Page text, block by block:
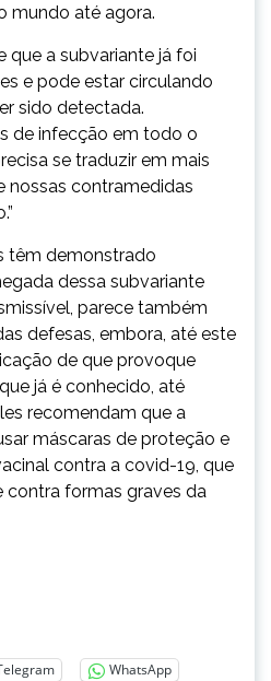
mundo até agora.
que a subvariante já foi
e pode estar circulando
sido detectada.
de infecção em todo o
se traduzir em mais
nossas contramedidas
têm demonstrado
dessa subvariante
parece também
defesas, embora, até este
de que provoque
já é conhecido, até
recomendam que a
máscaras de proteção e
contra a covid-19, que
formas graves da
WhatsApp